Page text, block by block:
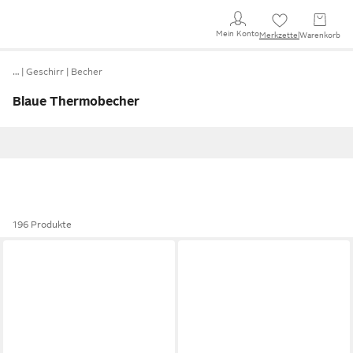
Mein KontoMerkzettel Warenkorb
… Geschirr Becher
Blaue Thermobecher
196 Produkte